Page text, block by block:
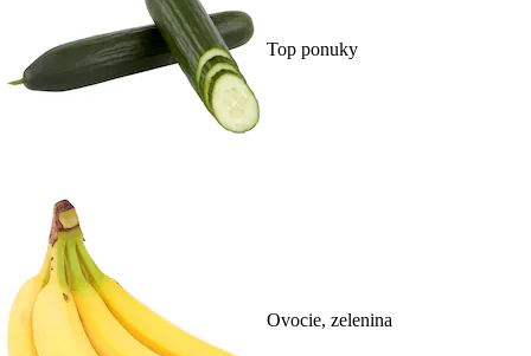
Top ponuky
Ovocie, zelenina